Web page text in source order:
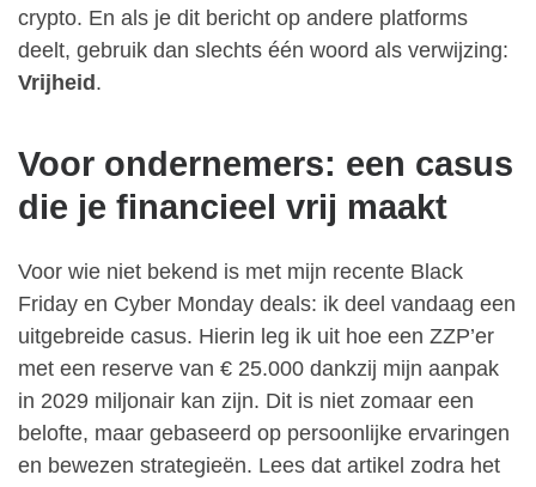
crypto. En als je dit bericht op andere platforms
deelt, gebruik dan slechts één woord als verwijzing:
Vrijheid .
Voor ondernemers: een casus
die je financieel vrij maakt
Voor wie niet bekend is met mijn recente Black
Friday en Cyber Monday deals: ik deel vandaag een
uitgebreide casus. Hierin leg ik uit hoe een ZZP’er
met een reserve van € 25.000 dankzij mijn aanpak
in 2029 miljonair kan zijn. Dit is niet zomaar een
belofte, maar gebaseerd op persoonlijke ervaringen
en bewezen strategieën. Lees dat artikel zodra het